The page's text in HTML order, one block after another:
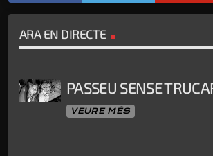
ARA EN DIRECTE
PASSEU SENSE
VEURE MÉS